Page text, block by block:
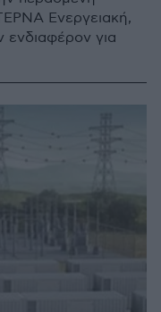
Ενεργειακή,
ενδιαφέρον για